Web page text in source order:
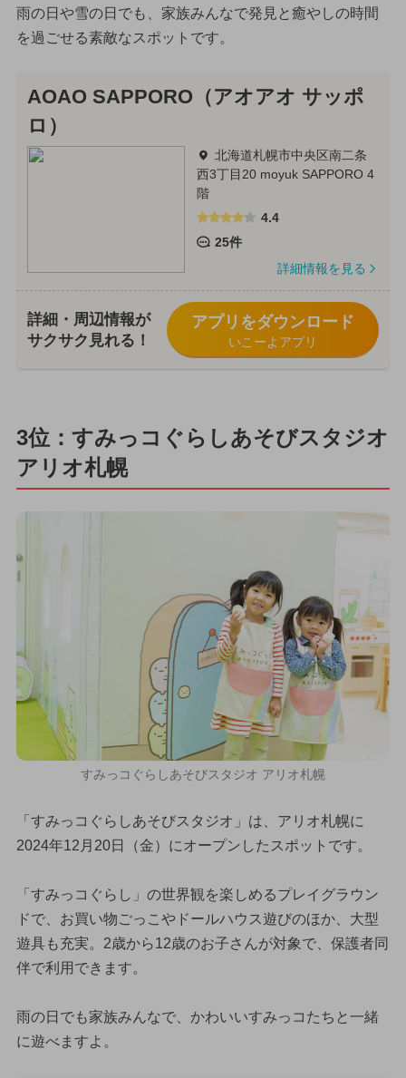
雨の日や雪の日でも、家族みんなで発見と癒やしの時間
を過ごせる素敵なスポットです。
AOAO SAPPORO（アオアオ サッポ
ロ）
北海道札幌市中央区南二条
西3丁目20 moyuk SAPPORO 4
階
4.4
25件
詳細情報を見る
詳細・周辺情報が
サクサク見れる！
アプリをダウンロード
いこーよアプリ
3位：すみっコぐらしあそびスタジオ
アリオ札幌
すみっコぐらしあそびスタジオ アリオ札幌
「すみっコぐらしあそびスタジオ」は、アリオ札幌に
2024年12月20日（金）にオープンしたスポットです。
「すみっコぐらし」の世界観を楽しめるプレイグラウン
ドで、お買い物ごっこやドールハウス遊びのほか、大型
遊具も充実。2歳から12歳のお子さんが対象で、保護者同
伴で利用できます。
雨の日でも家族みんなで、かわいいすみっコたちと一緒
に遊べますよ。